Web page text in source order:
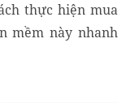
thực hiện mua
mềm này nhanh